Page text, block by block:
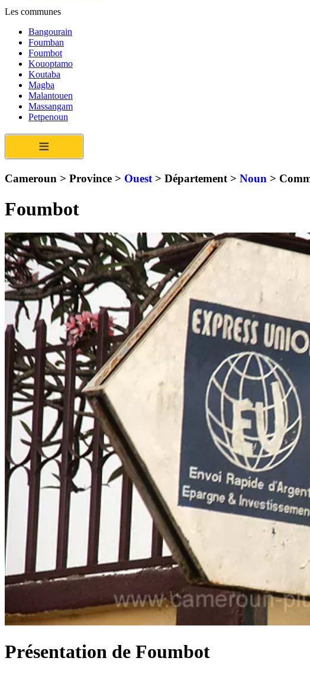
Les communes
Bangourain
Foumban
Foumbot
Kouoptamo
Koutaba
Magba
Malantouen
Massangam
Petpenoun
≡
Cameroun > Province > Ouest> Département > Noun >
Foumbot
Présentation de Foumbot